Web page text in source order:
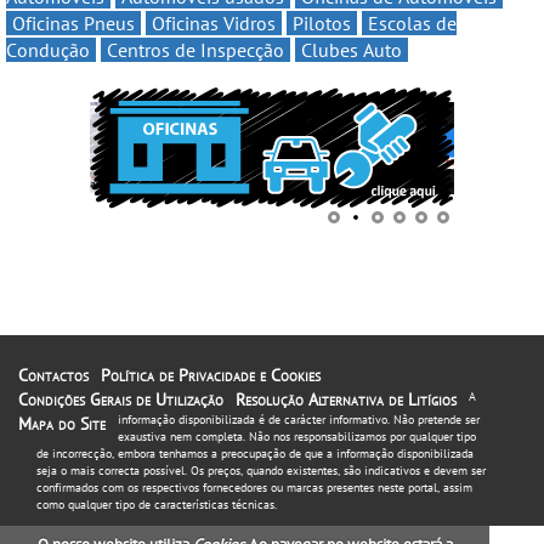
Oficinas Pneus
Oficinas Vidros Pilotos
Escolas de
Condução
Centros de Inspecção Clubes Auto
Contactos
Política de Privacidade e Cookies
Condições Gerais de Utilização
Resolução Alternativa de Litígios
Mapa do Site
A
informação disponibilizada é de carácter informativo. Não pretende ser
exaustiva nem completa. Não nos responsabilizamos por qualquer tipo
de incorrecção, embora tenhamos a preocupação de que a informação disponibilizada
seja o mais correcta possível. Os preços, quando existentes, são indicativos e devem ser
confirmados com os respectivos fornecedores ou marcas presentes neste portal, assim
como qualquer tipo de características técnicas.